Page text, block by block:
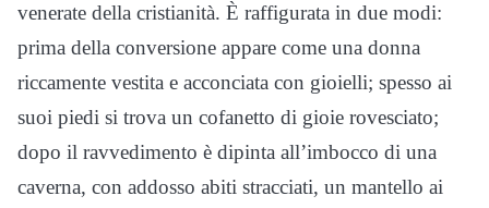
venerate della cristianità. È raffigurata in due modi:
prima della conversione appare come una donna
riccamente vestita e acconciata con gioielli; spesso ai
suoi piedi si trova un cofanetto di gioie rovesciato;
dopo il ravvedimento è dipinta all’imbocco di una
caverna, con addosso abiti stracciati, un mantello ai